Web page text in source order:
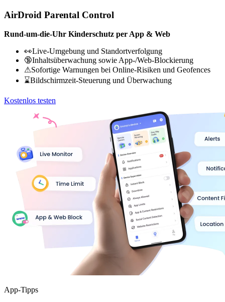
AirDroid Parental Control
Rund-um-die-Uhr Kinderschutz per App & Web
👀Live-Umgebung und Standortverfolgung
🔞Inhaltsüberwachung sowie App-/Web-Blockierung
⚠Sofortige Warnungen bei Online-Risiken und Geofences
⌛Bildschirmzeit-Steuerung und Überwachung
Kostenlos testen
App-Tipps